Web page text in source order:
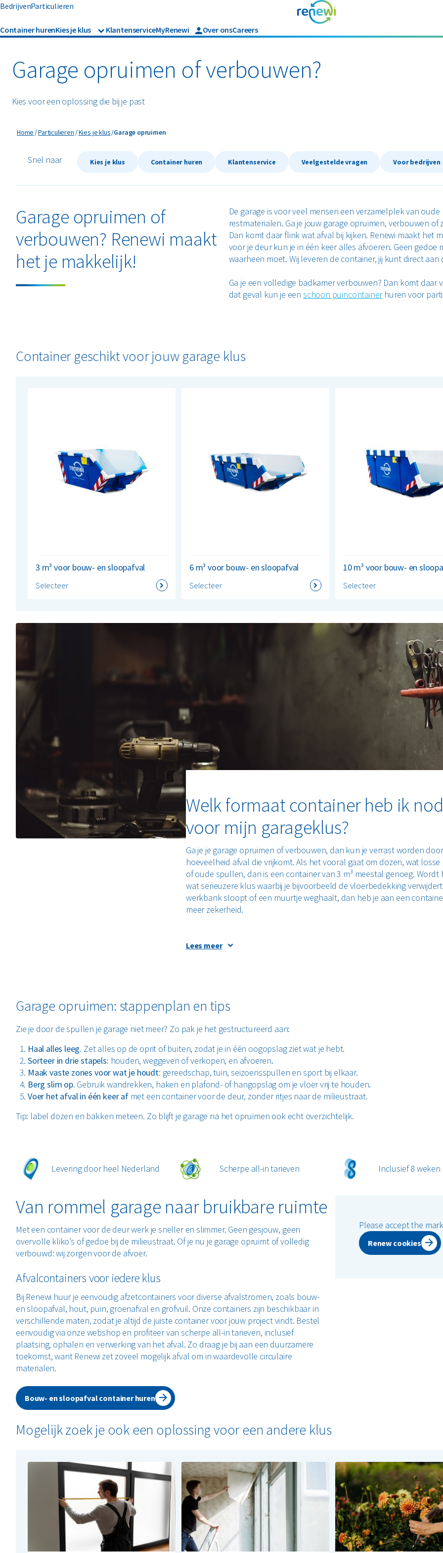
BedrijvenParticulieren
Container hurenKies je klus
Dakkapel renoveren
Garage opruimen
Kozijnen vervangen
KlantenserviceMyRenewi Over onsCareers
Garage opruimen of verbouwen?
Kies voor een oplossing die bij je past
Home Particulieren Kies je klusGarage opruimen
Garage opruimen
Snel naar Kies je klus Container huren Klantenservice Veelgestelde vragen Voor bedrijven
Garage opruimen of
verbouwen? Renewi maakt
het je makkelijk!
De garage is voor veel mensen een verzamelplek van
restmaterialen. Ga je jouw garage opruimen, verbouwen
Dan komt daar flink wat afval bij kijken. Renewi maakt
voor je deur kun je in één keer alles afvoeren. Geen
waarheen moet. Wij leveren de container, jij kunt direct aan
Ga je een volledige badkamer verbouwen? Dan komt
dat geval kun je een schoon puincontainerhuren voor
Container geschikt voor jouw garage klus
3 m³ voor bouw- en sloopafval
Selecteer
6 m³ voor bouw- en sloopafval
Selecteer
10 m³ voor bouw- en
Selecteer
Welk formaat container heb ik
voor mijn garageklus?
Ga je je garage opruimen of verbouwen, dan kun je verrast worden
hoeveelheid afval die vrijkomt. Als het vooral gaat om dozen, wat
of oude spullen, dan is een container van 3 m³ meestal genoeg. Wordt
wat serieuzere klus waarbij je bijvoorbeeld de vloerbedekking
werkbank sloopt of een muurtje weghaalt, dan heb je aan een
meer zekerheid.
contact met ons op. We geven je graag advies op basis van jouw
voorkom je dat je te weinig ruimte hebt of onnodig teveel betaalt.
Lees meer
Garage opruimen: stappenplan en tips
Zie je door de spullen je garage niet meer? Zo pak je het gestructureerd aan:
Haal alles leeg. Zet alles op de oprit of buiten, zodat je in één oogopslag ziet wat je hebt.
Sorteer in drie stapels: houden, weggeven of verkopen, en afvoeren.
Maak vaste zones voor wat je houdt: gereedschap, tuin, seizoensspullen en sport bij elkaar.
Berg slim op. Gebruik wandrekken, haken en plafond- of hangopslag om je vloer vrij te houden.
Voer het afval in één keer af met een container voor de deur, zonder ritjes naar de milieustraat.
Tip: label dozen en bakken meteen. Zo blijft je garage na het opruimen ook echt overzichtelijk.
Levering door heel Nederland Scherpe all-in tarieven Inclusief 8
Van rommel garage naar bruikbare ruimte
Met een container voor de deur werk je sneller en slimmer. Geen gesjouw, geen
overvolle kliko’s of gedoe bij de milieustraat. Of je nu je garage opruimt of volledig
verbouwd: wij zorgen voor de afvoer.
Afvalcontainers voor iedere klus
Bij Renewi huur je eenvoudig afzetcontainers voor diverse afvalstromen, zoals bouw-
en sloopafval, hout, puin, groenafval en grofvuil. Onze containers zijn beschikbaar in
verschillende maten, zodat je altijd de juiste container voor jouw project vindt. Bestel
eenvoudig via onze webshop en profiteer van scherpe all-in tarieven, inclusief
plaatsing, ophalen en verwerking van het afval. Zo draag je bij aan een duurzamere
toekomst, want Renewi zet zoveel mogelijk afval om in waardevolle circulaire
materialen.
Bouw- en sloopafval container huren
Please accept the
Renew cookies
Mogelijk zoek je ook een oplossing voor een andere klus